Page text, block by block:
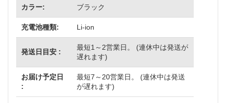
カラー: ブラック
充電池種類: Li-ion
発送日目安 :
最短1～2営業日。 (連休中は発送が
遅れます)
お届け予定日
:
最短7～20営業日。 (連休中は発送
が遅れます)